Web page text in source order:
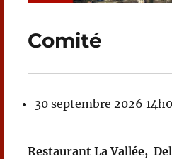
Comité
30 septembre 2026
Restaurant La Vallée,